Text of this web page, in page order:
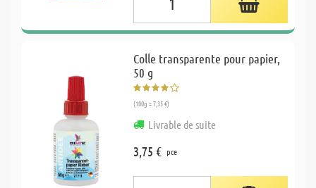
Colle transparente pour papier,
50 g
(100g = 7,35 €)
Livrable de suite
3,75 € pce